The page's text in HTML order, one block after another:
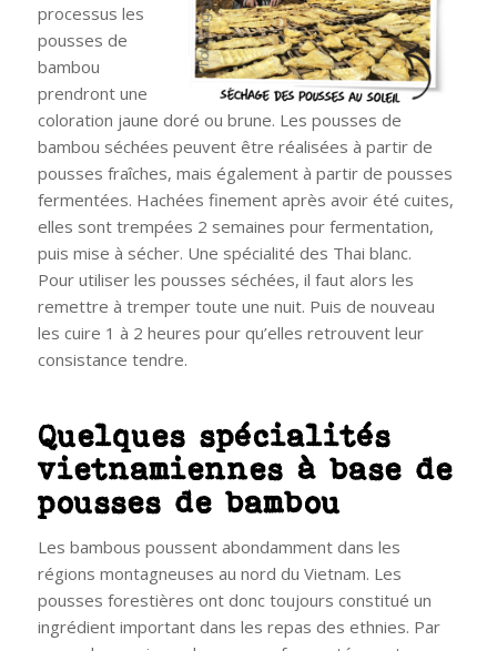
processus les
pousses de
bambou
prendront une
coloration jaune doré ou brune. Les pousses de
bambou séchées peuvent être réalisées à partir de
pousses fraîches, mais également à partir de pousses
fermentées. Hachées finement après avoir été cuites,
elles sont trempées 2 semaines pour fermentation,
puis mise à sécher. Une spécialité des Thai blanc.
Pour utiliser les pousses séchées, il faut alors les
remettre à tremper toute une nuit. Puis de nouveau
les cuire 1 à 2 heures pour qu’elles retrouvent leur
consistance tendre.
Quelques spécialités
vietnamiennes à base de
pousses de bambou
Les bambous poussent abondamment dans les
régions montagneuses au nord du Vietnam. Les
pousses forestières ont donc toujours constitué un
ingrédient important dans les repas des ethnies. Par